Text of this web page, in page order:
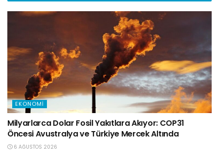
EKONOMI
Milyarlarca Dolar Fosil Yakıtlara Akıyor: COP31
Öncesi Avustralya ve Türkiye Mercek Altında
6 AĞUSTOS 2026